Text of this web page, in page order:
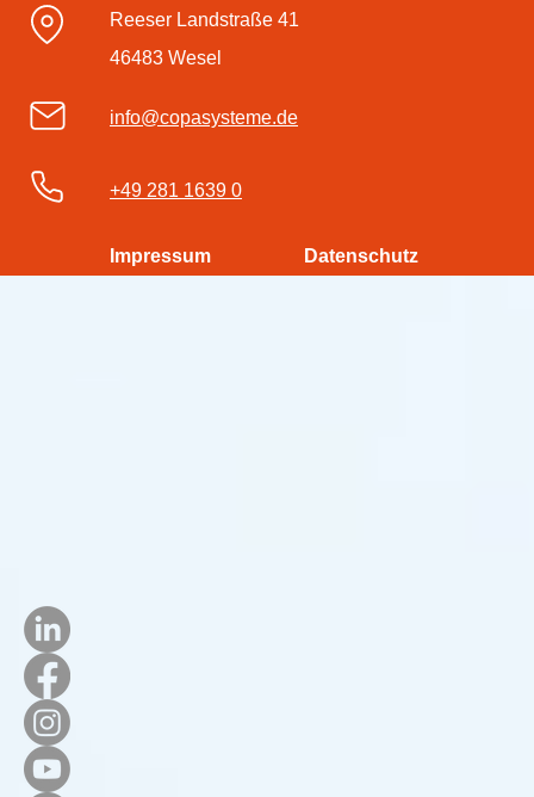
Reeser Landstraße 41
46483 Wesel
info@copasysteme.de
+49 281 1639 0
Impressum Datenschutz